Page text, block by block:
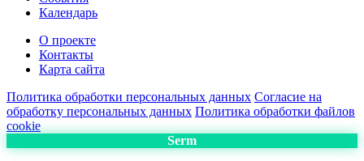
Календарь
О проекте
Контакты
Карта сайта
Политика обработки персональных данных Согласие на
обработку персональных данных Политика обработки файлов
cookie
Serm